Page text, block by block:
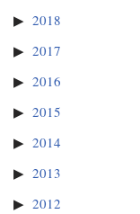
2018
2017
2016
2015
2014
2013
2012